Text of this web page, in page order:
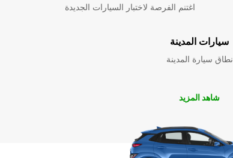
اغتنم الفرصة لاختبار السيارات الجديدة
سيارات المدينة
نطاق سيارة المدينة
شاهد المزيد